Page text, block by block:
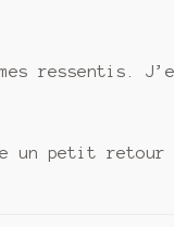
ressentis.
petit retour